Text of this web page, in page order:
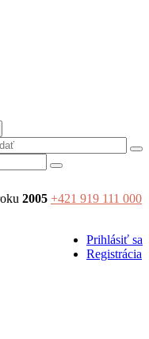
2005 +421 919 111 000
Prihlásiť sa
Registrácia